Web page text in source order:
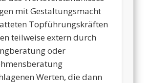
mit Gestaltungsmacht
Topführungskräften
teilweise extern durch
oder
Werten, die dann